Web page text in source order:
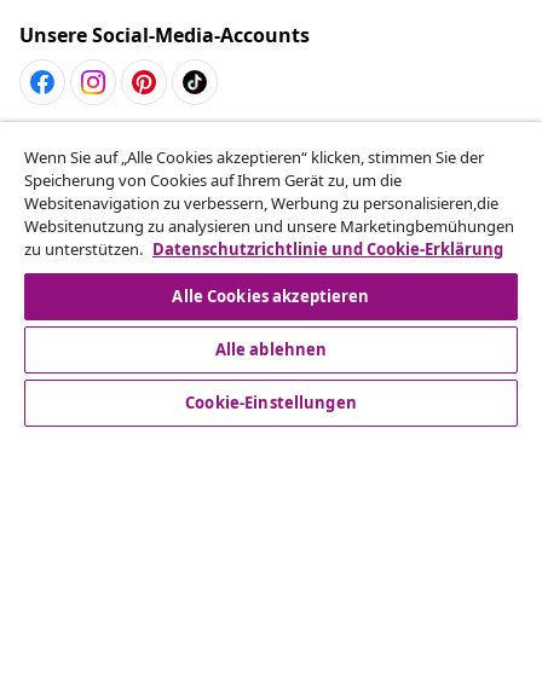
Unsere Social-Media-Accounts
Vom Vertrag zurücktreten
Reiche einen Widerrufsantrag für deine Bestellung
ein.
Vom Vertrag zurücktreten
Kundenservice
Wenn Sie auf „Alle Cookies akzeptieren“ klicken, stimmen Sie der
Speicherung von Cookies auf Ihrem Gerät zu, um die
Websitenavigation zu verbessern, Werbung zu personalisieren,die
Websitenutzung zu analysieren und unsere Marketingbemühungen
zu unterstützen. Datenschutzrichtlinie und Cookie-Erklärung
Alle Cookies akzeptieren
Alle ablehnen
Cookie-Einstellungen